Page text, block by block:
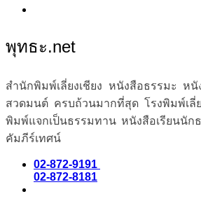
พุทธะ.net
สำนักพิมพ์เลี่ยงเชียง หนังสือธรรมะ ห
สวดมนต์ ครบถ้วนมากที่สุด โรงพิมพ์เลี่
พิมพ์แจกเป็นธรรมทาน หนังสือเรียนนัก
คัมภีร์เทศน์
02-872-9191
02-872-8181